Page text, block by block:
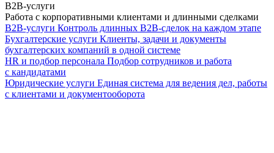
B2B-услуги
Работа с корпоративными клиентами и длинными сделками
B2B-услуги Контроль длинных B2B-сделок на каждом этапе
Бухгалтерские услуги Клиенты, задачи и документы
бухгалтерских компаний в одной системе
HR и подбор персонала Подбор сотрудников и работа
с кандидатами
Юридические услуги Единая система для ведения дел, работы
с клиентами и документооборота